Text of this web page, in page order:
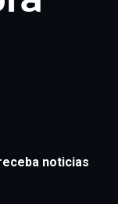
noticias